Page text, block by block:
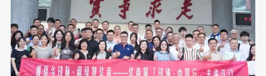
刷全流程品质的源头把控作用。 在印品整饰工的赛场上，天津长荣
科技集团有限公司作为协办方之一，提供了5台